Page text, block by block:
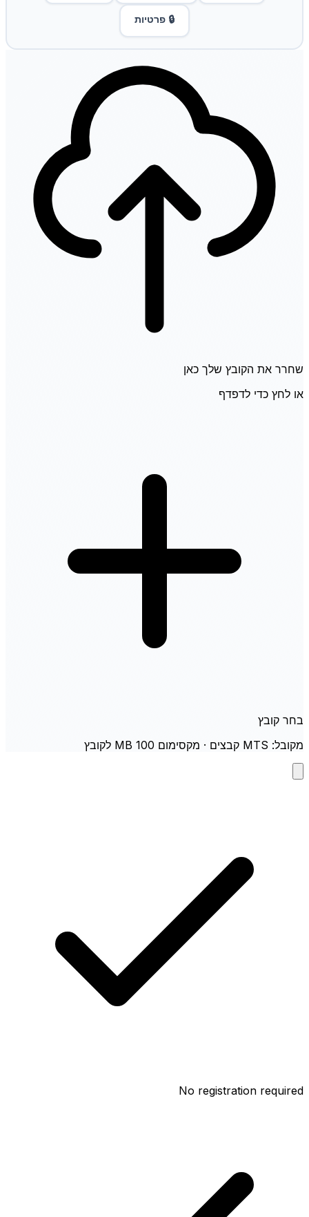
🔒 פרטיות
שחרר את הקובץ שלך כאן
או לחץ כדי לדפדף
בחר קובץ
מקובל: MTS קבצים · מקסימום 100 MB לקובץ
No registration required